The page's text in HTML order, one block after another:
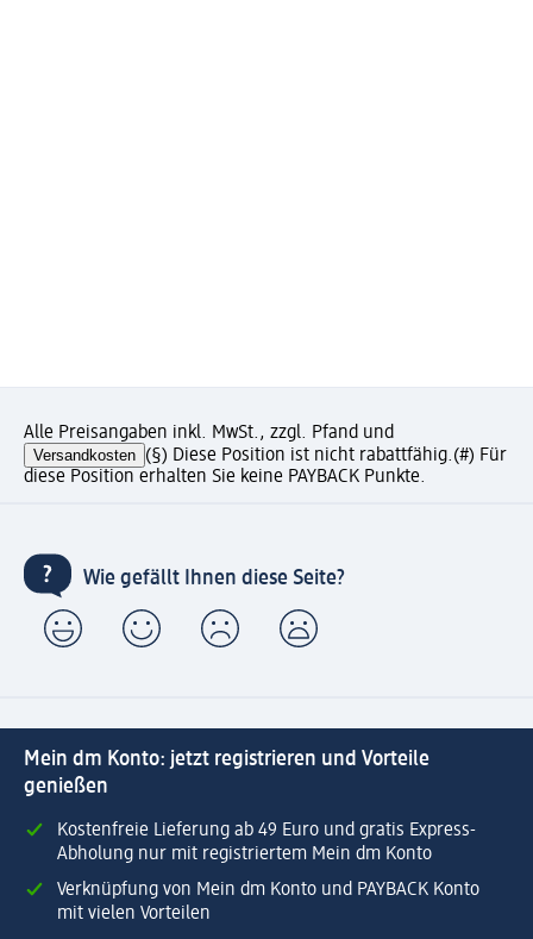
Alle Preisangaben inkl. MwSt., zzgl. Pfand und
Versandkosten (§) Diese Position ist nicht rabattfähig.(#) Für
diese Position erhalten Sie keine PAYBACK Punkte.
Wie gefällt Ihnen diese Seite?
Mein dm Konto: jetzt registrieren und Vorteile
genießen
Kostenfreie Lieferung ab 49 Euro und gratis Express-
Abholung nur mit registriertem Mein dm Konto
Verknüpfung von Mein dm Konto und PAYBACK Konto
mit vielen Vorteilen